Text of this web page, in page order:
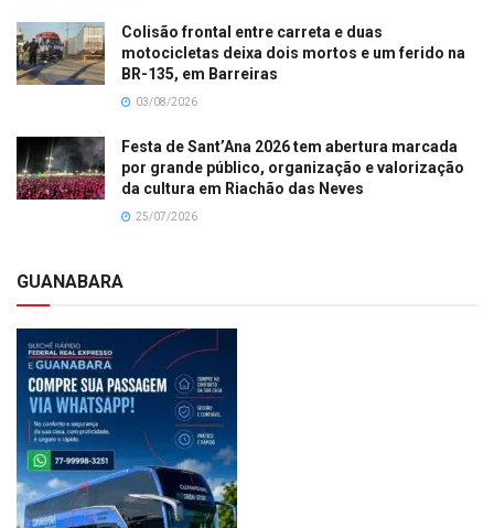
Colisão frontal entre carreta e duas
motocicletas deixa dois mortos e um ferido na
BR-135, em Barreiras
03/08/2026
Festa de Sant’Ana 2026 tem abertura marcada
por grande público, organização e valorização
da cultura em Riachão das Neves
25/07/2026
GUANABARA